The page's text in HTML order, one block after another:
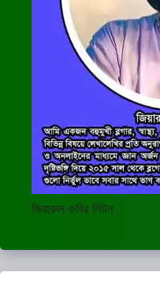
জিয়ারুল কবির লিটন